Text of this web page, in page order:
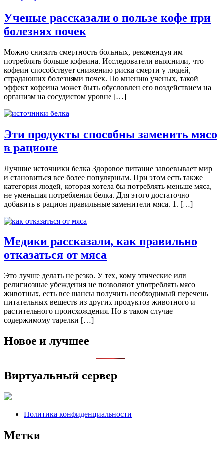
Ученые рассказали о пользе кофе при
болезнях почек
Можно снизить смертность больных, рекомендуя им
потреблять больше кофеина. Исследователи выяснили, что
кофеин способствует снижению риска смерти у людей,
страдающих болезнями почек. По мнению ученых, такой
эффект кофеина может быть обусловлен его воздействием на
организм на сосудистом уровне […]
Эти продукты способны заменить мясо
в рационе
Лучшие источники белка Здоровое питание завоевывает мир
и становиться все более популярным. При этом есть также
категория людей, которая хотела бы потреблять меньше мяса,
не уменьшая потребления белка. Для этого достаточно
добавить в рацион правильные заменители мяса. 1. […]
Медики рассказали, как правильно
отказаться от мяса
Это лучше делать не резко. У тех, кому этические или
религиозные убеждения не позволяют употреблять мясо
животных, есть все шансы получить необходимый перечень
питательных веществ из других продуктов животного и
растительного происхождения. Но в таком случае
содержимому тарелки […]
Новое и лучшее
Виртуальный сервер
Политика конфиденциальности
Метки